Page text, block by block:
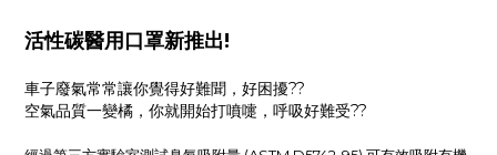
活性碳醫用口罩新推出!
車子廢氣常常讓你覺得好難聞，好困擾??
空氣品質一變橘，你就開始打噴嚏，呼吸好難受??